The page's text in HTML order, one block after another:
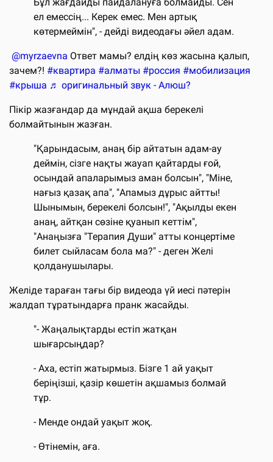
ел емессің... Керек емес. Мен артық
көтермеймін", - дейді видеодағы әйел адам.
@myrzaevna Ответ мамы? елдің көз жасына қалып,
зачем?! #квартира #алматы #россия #мобилизация
#крыша ♬ оригинальный звук - Алюш?
Пікір жазғандар да мұндай ақша берекелі
болмайтынын жазған.
"Қарындасым, анаң бір айтатын адам-ау
деймін, сізге нақты жауап қайтарды ғой,
осындай апаларымыз аман болсын", "Міне,
нағыз қазақ апа", "Апамыз дұрыс айтты!
Шынымын, берекелі болсын!", "Ақылды екен
анаң, айтқан сөзіне қуанып кеттім",
"Анаңызға "Терапия Души" атты концертіме
билет сыйласам бола ма?" - деген Желі
қолданушылары.
Желіде тараған тағы бір видеода үй иесі пәтерін
жалдап тұратындарға пранк жасайды.
"- Жаңалықтарды естіп жатқан
шығарсыңдар?
- Аха, естіп жатырмыз. Бізге 1 ай уақыт
беріңізші, қазір көшетін ақшамыз болмай
тұр.
- Менде ондай уақыт жоқ.
- Өтінемін, аға.